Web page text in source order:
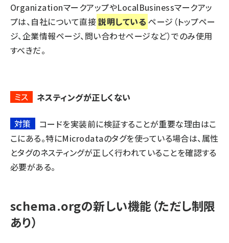
OrganizationマークアップやLocalBusinessマークアッ
プは、自社について直接 説明している ページ（トップペー
ジ、企業情報ページ、問い合わせページなど）でのみ使用
すべきだ。
ミス ネスティングが正しくない
対策
コードを実装前に検証することが重要な理由はこ
こにある。特にMicrodataのタグを使っている場合は、属性
とタグのネスティングが正しく行われていることを確認する
必要がある。
schema.orgの新しい機能（ただし制限
あり）